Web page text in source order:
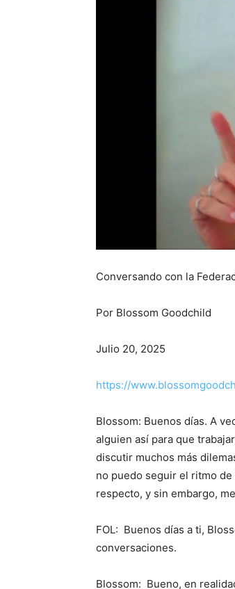
Conversando con la
Por Blossom Goodchild
Julio 20, 2025
https://
Blossom: Buenos días. A
alguien así para que
discutir muchos más
no puedo seguir el ritmo
respecto, y sin embargo,
FOL: Buenos días a ti,
conversaciones.
Blossom: Bueno, en